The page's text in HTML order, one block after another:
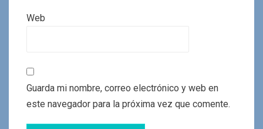
Web
Guarda mi nombre, correo electrónico y web en
este navegador para la próxima vez que comente.